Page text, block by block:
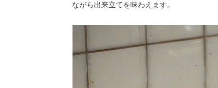
ながら出来立てを味わえます。